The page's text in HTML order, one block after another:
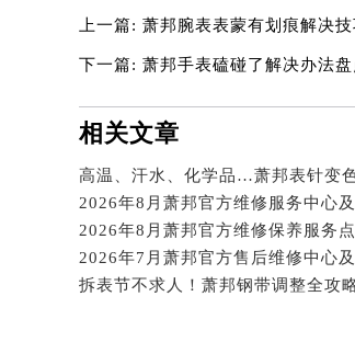
辽宁省鞍山市铁东
辽宁省本溪市平山
辽宁省阜新市海州
辽宁省葫芦岛市连
辽宁省锦州市古塔
辽宁省辽阳市白塔
上一篇: 萧邦腕表表蒙有划痕解决
下一篇: 萧邦手表磕碰了解决办法盘
相关文章
高温、汗水、化学品…萧邦表针变
拆表节不求人！萧邦钢带调整全攻